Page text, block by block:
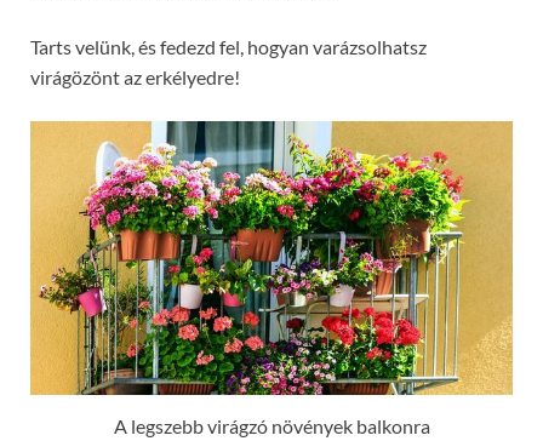
Tarts velünk, és fedezd fel, hogyan varázsolhatsz
virágözönt az erkélyedre!
A legszebb virágzó növények balkonra